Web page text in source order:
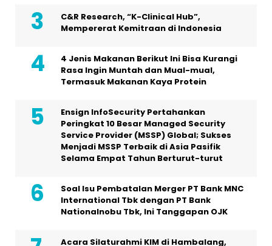
C&R Research, “K-Clinical Hub”,
Mempererat Kemitraan di Indonesia
4 Jenis Makanan Berikut Ini Bisa Kurangi
Rasa Ingin Muntah dan Mual-mual,
Termasuk Makanan Kaya Protein
Ensign InfoSecurity Pertahankan
Peringkat 10 Besar Managed Security
Service Provider (MSSP) Global; Sukses
Menjadi MSSP Terbaik di Asia Pasifik
Selama Empat Tahun Berturut-turut
Soal Isu Pembatalan Merger PT Bank MNC
International Tbk dengan PT Bank
Nationalnobu Tbk, Ini Tanggapan OJK
Acara Silaturahmi KIM di Hambalang,